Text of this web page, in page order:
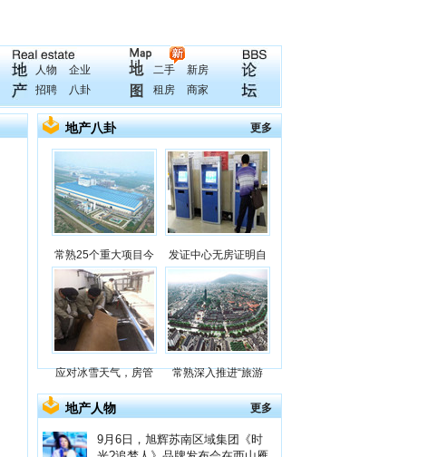
人物
企业
招聘
八卦
二手
新房
租房
商家
地产八卦 更多
常熟25个重大项目今 发证中心无房证明自
应对冰雪天气，房管 常熟深入推进“旅游
地产人物 更多
9月6日，旭辉苏南区域集团《时